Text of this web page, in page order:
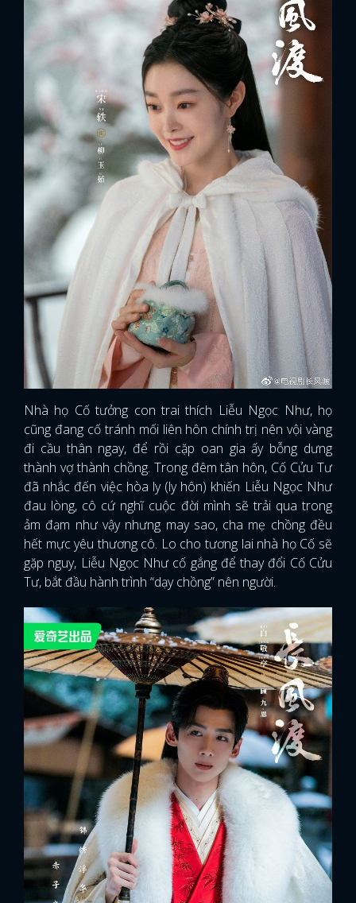
Nhà họ Cố tưởng con trai thích Liễu Ngọc Như, họ
cũng đang cố tránh mối liên hôn chính trị nên vội vàng
đi cầu thân ngay, để rồi cặp oan gia ấy bỗng dưng
thành vợ thành chồng. Trong đêm tân hôn, Cố Cửu Tư
đã nhắc đến việc hòa ly (ly hôn) khiến Liễu Ngọc Như
đau lòng, cô cứ nghĩ cuộc đời mình sẽ trải qua trong
ảm đạm như vậy nhưng may sao, cha mẹ chồng đều
hết mực yêu thương cô. Lo cho tương lai nhà họ Cố sẽ
gặp nguy, Liễu Ngọc Như cố gắng để thay đổi Cố Cửu
Tư, bắt đầu hành trình “dạy chồng” nên người.